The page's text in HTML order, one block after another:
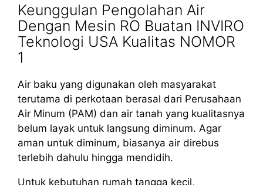
Keunggulan Pengolahan Air
Dengan Mesin RO Buatan INVIRO
Teknologi USA Kualitas NOMOR
1
Air baku yang digunakan oleh masyarakat
terutama di perkotaan berasal dari Perusahaan
Air Minum (PAM) dan air tanah yang kualitasnya
belum layak untuk langsung diminum. Agar
aman untuk diminum, biasanya air direbus
terlebih dahulu hingga mendidih.
Untuk kebutuhan rumah tangga kecil,